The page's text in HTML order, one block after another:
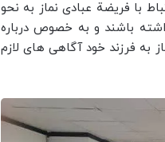
با فریضة عبادی نماز به نحو
باشند و به خصوص درباره
به فرزند خود آگاهی های لازم